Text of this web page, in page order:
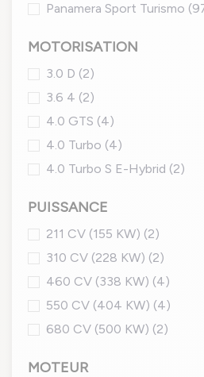
Panamera Sport Turismo
MOTORISATION
3.0 D (2)
3.6 4 (2)
4.0 GTS (4)
4.0 Turbo (4)
4.0 Turbo S E-Hybrid (2)
PUISSANCE
211 CV (155 KW) (2)
310 CV (228 KW) (2)
460 CV (338 KW) (4)
550 CV (404 KW) (4)
680 CV (500 KW) (2)
MOTEUR